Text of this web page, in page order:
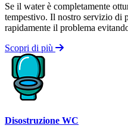
Se il water è completamente
tempestivo. Il nostro servizio di
rapidamente il problema
Scopri di più
Disostruzione WC